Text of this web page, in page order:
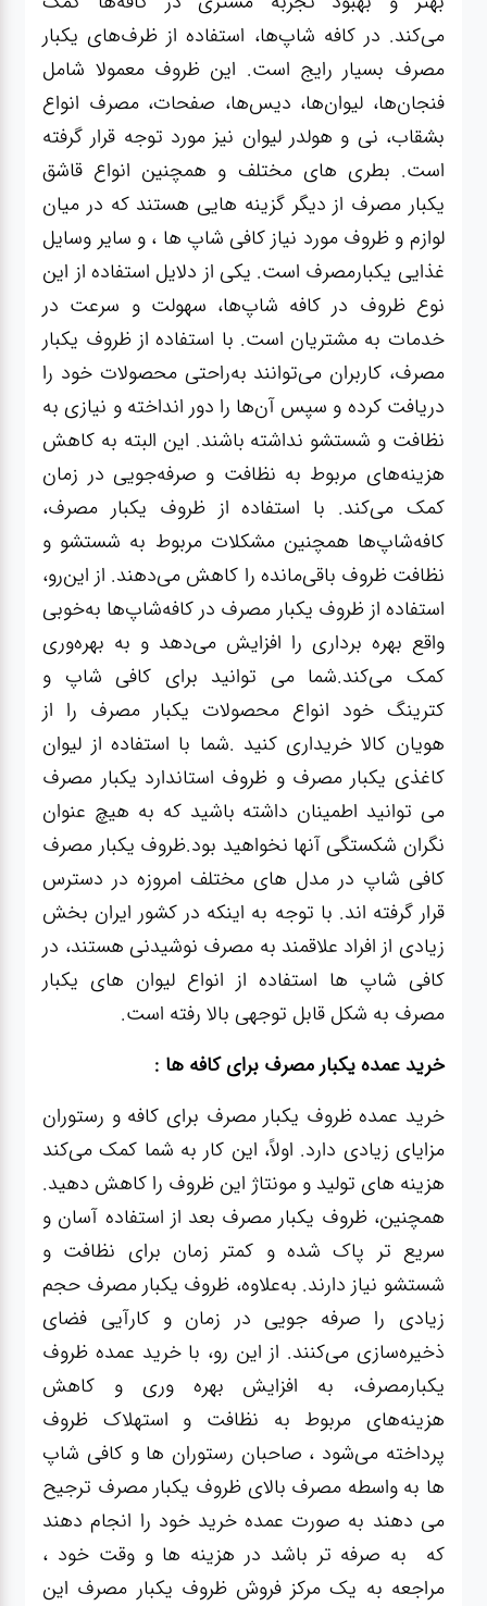
سطل
زباله،سرویس
بهداشتی،حمام
عطر،خوشبو کننده
جشن و تولد
سرویس های
چینی تقدس
می‌کند. در کافه شاپ‌ها، استفاده از ظرف‌های یکبار
مصرف بسیار رایج است. این ظروف معمولا شامل
فنجان‌ها، لیوان‌ها، دیس‌ها، صفحات، مصرف انواع
بشقاب، نی و هولدر لیوان نیز مورد توجه قرار گرفته
است. بطری های مختلف و همچنین انواع قاشق
یکبار مصرف از دیگر گزینه هایی هستند که در میان
لوازم و ظروف مورد نیاز کافی شاپ ها ، و سایر وسایل
غذایی یکبارمصرف است. یکی از دلایل استفاده از این
نوع ظروف در کافه شاپ‌ها، سهولت و سرعت در
خدمات به مشتریان است. با استفاده از ظروف یکبار
مصرف، کاربران می‌توانند به‌راحتی محصولات خود را
دریافت کرده و سپس آن‌ها را دور انداخته و نیازی به
نظافت و شستشو نداشته باشند. این البته به کاهش
هزینه‌های مربوط به نظافت و صرفه‌جویی در زمان
کمک می‌کند. با استفاده از ظروف یکبار مصرف،
کافه‌شاپ‌ها همچنین مشکلات مربوط به شستشو و
نظافت ظروف باقی‌مانده را کاهش می‌دهند. از این‌رو،
استفاده از ظروف یکبار مصرف در کافه‌شاپ‌ها به‌خوبی
واقع بهره برداری را افزایش می‌دهد و به بهره‌وری
کمک می‌کند.شما می توانید برای کافی شاپ و
کترینگ خود انواع محصولات یکبار مصرف را از
هویان کالا خریداری کنید .شما با استفاده از لیوان
کاغذی یکبار مصرف و ظروف استاندارد یکبار مصرف
می توانید اطمینان داشته باشید که به هیچ عنوان
نگران شکستگی آنها نخواهید بود.ظروف یکبار مصرف
کافی شاپ در مدل های مختلف امروزه در دسترس
قرار گرفته اند. با توجه به اینکه در کشور ایران بخش
زیادی از افراد علاقمند به مصرف نوشیدنی هستند، در
کافی شاپ ها استفاده از انواع لیوان های یکبار
مصرف به شکل قابل توجهی بالا رفته است.
خرید عمده یکبار مصرف برای کافه ها :
خرید عمده ظروف یکبار مصرف برای کافه و رستوران
مزایای زیادی دارد. اولاً، این کار به شما کمک می‌کند
هزینه های تولید و مونتاژ این ظروف را کاهش دهید.
همچنین، ظروف یکبار مصرف بعد از استفاده آسان و
سریع تر پاک شده و کمتر زمان برای نظافت و
شستشو نیاز دارند. به‌علاوه، ظروف یکبار مصرف حجم
زیادی را صرفه جویی در زمان و کارآیی فضای
ذخیره‌سازی می‌کنند. از این رو، با خرید عمده ظروف
یکبارمصرف، به افزایش بهره وری و کاهش
هزینه‌های مربوط به نظافت و استهلاک ظروف
پرداخته می‌شود ، صاحبان رستوران ها و کافی شاپ
ها به واسطه مصرف بالای ظروف یکبار مصرف ترجیح
می دهند به صورت عمده خرید خود را انجام دهند
که به صرفه تر باشد در هزینه ها و وقت خود ،
مراجعه به یک مرکز فروش ظروف یکبار مصرف این